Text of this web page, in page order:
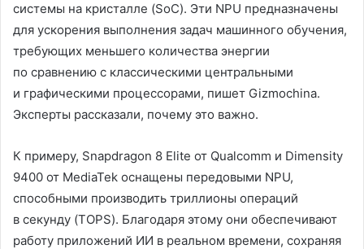
системы на кристалле (SoC). Эти NPU предназначены
для ускорения выполнения задач машинного обучения,
требующих меньшего количества энергии
по сравнению с классическими центральными
и графическими процессорами, пишет Gizmochina.
Эксперты рассказали, почему это важно.
К примеру, Snapdragon 8 Elite от Qualcomm и Dimensity
9400 от MediaTek оснащены передовыми NPU,
способными производить триллионы операций
в секунду (TOPS). Благодаря этому они обеспечивают
работу приложений ИИ в реальном времени, сохраняя